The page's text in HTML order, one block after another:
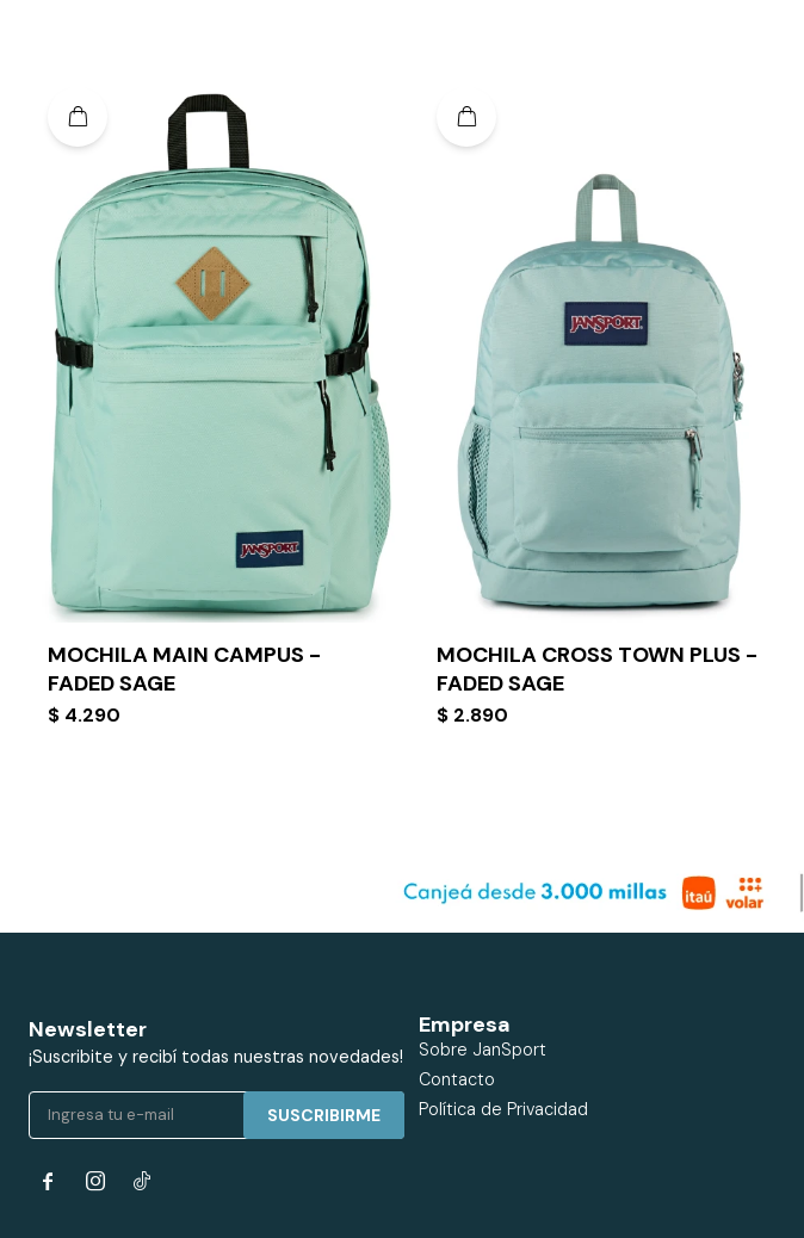
MOCHILA MAIN CAMPUS -
FADED SAGE
$ 4.290
MOCHILA CROSS TOWN PLUS -
FADED SAGE
$ 2.890
Newsletter
¡Suscribite y recibí todas nuestras novedades!
SUSCRIBIRME
 
Empresa
Sobre JanSport
Contacto
Política de Privacidad